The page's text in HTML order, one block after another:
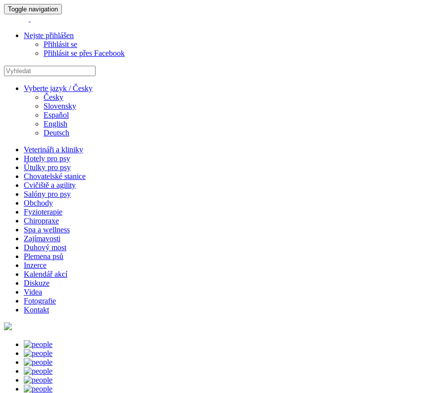
Toggle navigation
Nejste přihlášen
Přihlásit se
Přihlásit se přes Facebook
Vyberte jazyk / Česky
Česky
Slovensky
Espaňol
English
Deutsch
Veterináři a kliniky
Hotely pro psy
Útulky pro psy
Chovatelské stanice
Cvičiště a agility
Salóny pro psy
Obchody
Fyzioterapie
Chiropraxe
Spa a wellness
Zajímavosti
Duhový most
Plemena psů
Inzerce
Kalendář akcí
Diskuze
Videa
Fotografie
Kontakt